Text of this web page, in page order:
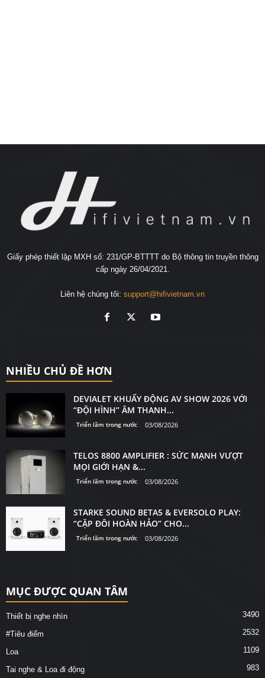
Giấy phép thiết lập MXH số: 231/GP-BTTTT do Bộ thông tin truyền thông
cấp ngày 26/04/2021.
Liên hệ chúng tôi: support@hifivietnam.vn
NHIỀU CHỦ ĐỀ HƠN
DEVIALET KHUẤY ĐỘNG AV SHOW 2026 VỚI
“ĐỘI HÌNH” ÂM THANH...
Triển lãm trong nước 03/08/2026
TELOS 8800 AMPLIFIER : SỨC MẠNH VƯỢT
MỌI GIỚI HẠN &...
Triển lãm trong nước 03/08/2026
STARKE SOUND BETA5 & EVERSOLO PLAY:
“CẶP ĐÔI HOÀN HẢO” CHO...
Triển lãm trong nước 03/08/2026
MỤC ĐƯỢC QUAN TÂM
Thiết bị nghe nhìn 3490
#Tiêu điểm 2532
Loa 1109
Tai nghe & Loa đi động 983